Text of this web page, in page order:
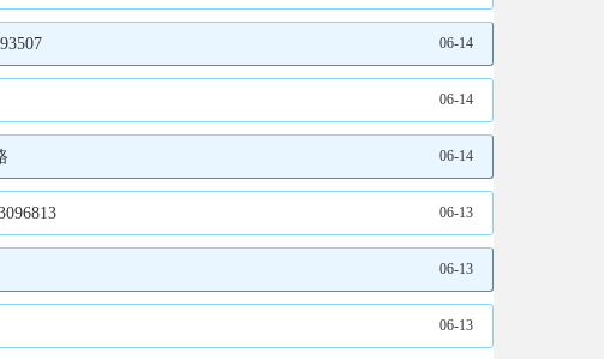
06-14
06-14
06-14
06-13
06-13
06-13